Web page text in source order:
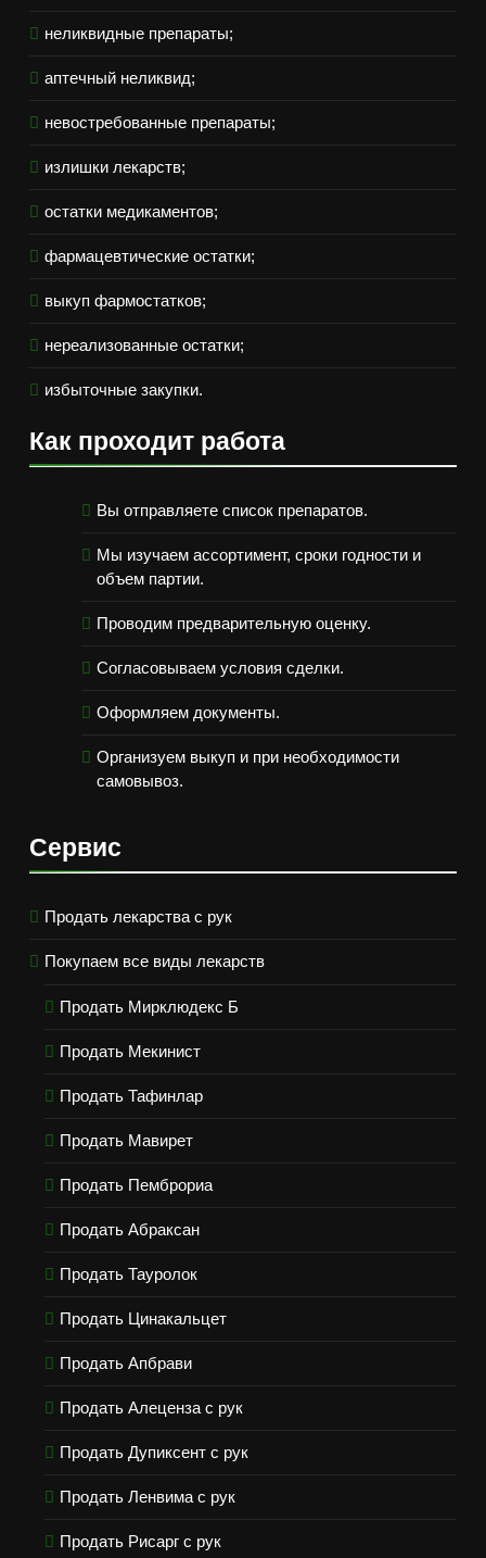
неликвидные препараты;
аптечный неликвид;
невостребованные препараты;
излишки лекарств;
остатки медикаментов;
фармацевтические остатки;
выкуп фармостатков;
нереализованные остатки;
избыточные закупки.
Как проходит работа
Вы отправляете список препаратов.
Мы изучаем ассортимент, сроки годности и
объем партии.
Проводим предварительную оценку.
Согласовываем условия сделки.
Оформляем документы.
Организуем выкуп и при необходимости
самовывоз.
Сервис
Продать лекарства с рук
Покупаем все виды лекарств
Продать Мирклюдекс Б
Продать Мекинист
Продать Тафинлар
Продать Мавирет
Продать Пемброриа
Продать Абраксан
Продать Тауролок
Продать Цинакальцет
Продать Апбрави
Продать Алеценза с рук
Продать Дупиксент с рук
Продать Ленвима с рук
Продать Рисарг с рук